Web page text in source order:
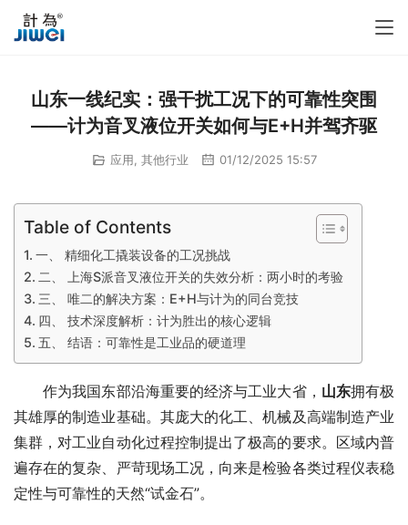
山东一线纪实：强干扰工况下的可靠性突围
——计为音叉液位开关如何与E+H并驾齐驱
应用 其他行业 01/12/2025 15:57
Table of Contents
一、 精细化工撬装设备的工况挑战
二、 上海S派音叉液位开关的失效分析：两小时的考验
三、 唯二的解决方案：E+H与计为的同台竞技
四、 技术深度解析：计为胜出的核心逻辑
五、 结语：可靠性是工业品的硬道理
作为我国东部沿海重要的经济与工业大省， 山东拥有极
其雄厚的制造业基础。其庞大的化工、机械及高端制造产业
集群，对工业自动化过程控制提出了极高的要求。区域内普
遍存在的复杂、严苛现场工况，向来是检验各类过程仪表稳
定性与可靠性的天然“试金石”。